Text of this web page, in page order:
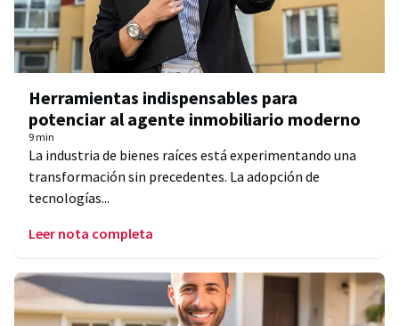
Herramientas indispensables para
potenciar al agente inmobiliario moderno
9 min
La industria de bienes raíces está experimentando una
transformación sin precedentes. La adopción de
tecnologías...
Leer nota completa